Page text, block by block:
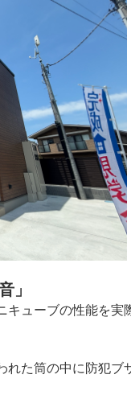
」
ューブの性能を実
た筒の中に防犯